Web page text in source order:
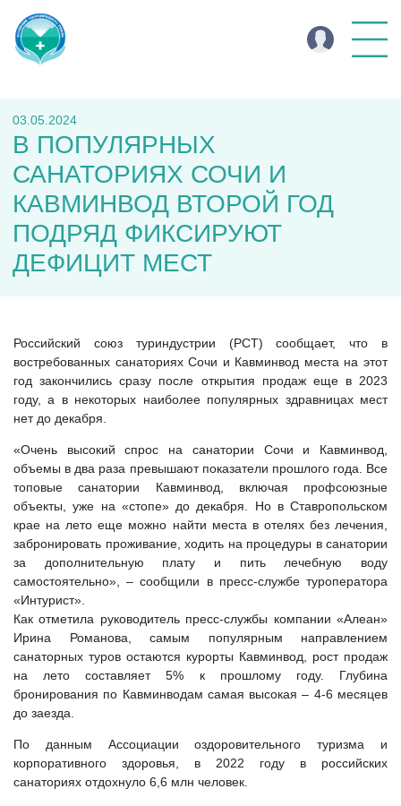
03.05.2024
В ПОПУЛЯРНЫХ
САНАТОРИЯХ СОЧИ И
КАВМИНВОД ВТОРОЙ ГОД
ПОДРЯД ФИКСИРУЮТ
ДЕФИЦИТ МЕСТ
Российский союз туриндустрии (РСТ) сообщает, что в
востребованных санаториях Сочи и Кавминвод места на этот
год закончились сразу после открытия продаж еще в 2023
году, а в некоторых наиболее популярных здравницах мест
нет до декабря.
«Очень высокий спрос на санатории Сочи и Кавминвод,
объемы в два раза превышают показатели прошлого года. Все
топовые санатории Кавминвод, включая профсоюзные
объекты, уже на «стопе» до декабря. Но в Ставропольском
крае на лето еще можно найти места в отелях без лечения,
забронировать проживание, ходить на процедуры в санатории
за дополнительную плату и пить лечебную воду
самостоятельно», – сообщили в пресс-службе туроператора
«Интурист».
Как отметила руководитель пресс-службы компании «Алеан»
Ирина Романова, самым популярным направлением
санаторных туров остаются курорты Кавминвод, рост продаж
на лето составляет 5% к прошлому году. Глубина
бронирования по Кавминводам самая высокая – 4-6 месяцев
до заезда.
По данным Ассоциации оздоровительного туризма и
корпоративного здоровья, в 2022 году в российских
санаториях отдохнуло 6,6 млн человек.